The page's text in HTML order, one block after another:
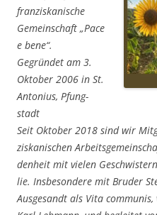
fran­zis­ka­ni­sche
Gemein­schaft „Pace
e bene“.
Gegrün­det am 3.
Okto­ber 2006 in St.
Anto­ni­us, Pfung­
stadt
Seit Okto­ber 2018 sind wir
zis­ka­ni­schen
den­heit mit vie­len
lie. Ins­be­son­de­re mit Bru­der
Aus­ge­sandt als Vita